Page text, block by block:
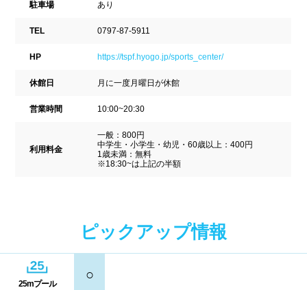
駐車場 あり
TEL 0797-87-5911
HP https://tspf.hyogo.jp/sports_center/
休館日 月に一度月曜日が休館
営業時間 10:00~20:30
利用料金
一般：800円
中学生・小学生・幼児・60歳以上：400円
1歳未満：無料
※18:30~は上記の半額
ピックアップ情報
25mプール
○
岐阜県 静岡県
近畿
滋賀県 京都府 大阪府
中国
鳥取県
サウナ シャワーブース
浴室
ベンチ 飲食店併設
キャッシュレス決済 多目的トイレ
バリアフリー